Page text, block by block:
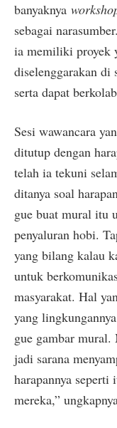
banyaknya
sebagai
ia memiliki proyek
diselenggarakan di
serta dapat
Sesi wawancara
ditutup dengan
telah ia tekuni
ditanya soal
gue buat mural itu
penyaluran hobi.
yang bilang kalau
untuk
masyarakat. Hal
yang
gue gambar mural.
jadi sarana
harapannya seperti
mereka,”